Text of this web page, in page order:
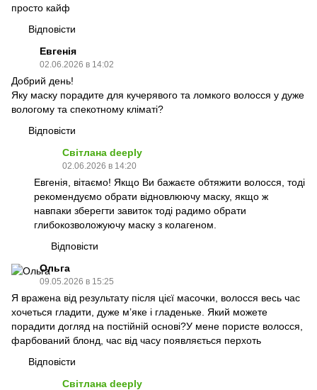
просто кайф
Відповісти
Евгенія
02.06.2026 в 14:02
Добрий день!
Яку маску порадите для кучерявого та ломкого волосся у дуже
вологому та спекотному кліматі?
Відповісти
Світлана deeply
02.06.2026 в 14:20
Евгенія, вітаємо! Якщо Ви бажаєте обтяжити волосся, тоді
рекомендуємо обрати відновлюючу маску, якщо ж
навпаки зберегти завиток тоді радимо обрати
глибокозволожуючу маску з колагеном.
Відповісти
Ольга
09.05.2026 в 15:25
Я вражена від результату після цієї масочки, волосся весь час
хочеться гладити, дуже мʼяке і гладеньке. Який можете
порадити догляд на постійній основі?У мене пористе волосся,
фарбований блонд, час від часу появляється перхоть
Відповісти
Світлана deeply